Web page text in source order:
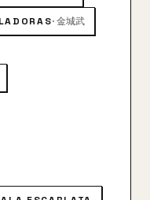
·金城武